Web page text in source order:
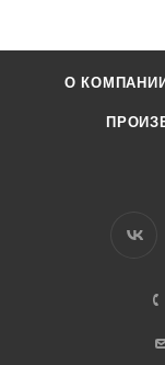
О КОМПАНИИ